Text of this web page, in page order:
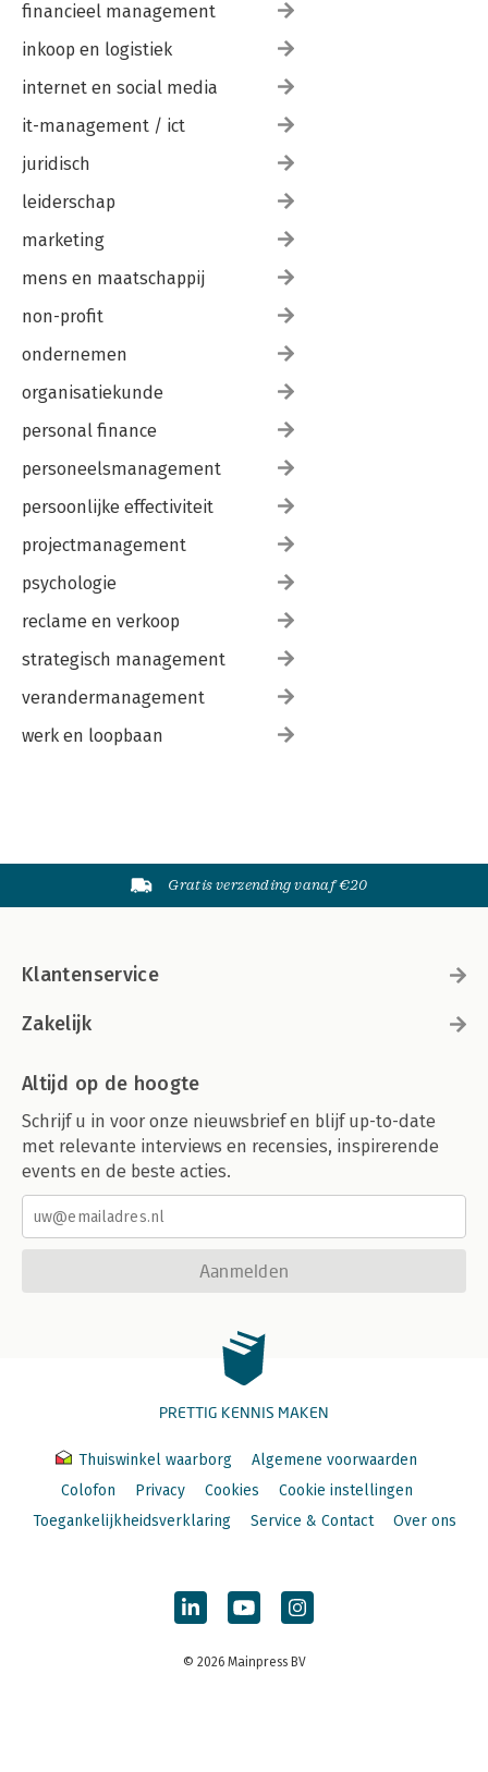
financieel management
inkoop en logistiek
internet en social media
it-management / ict
juridisch
leiderschap
marketing
mens en maatschappij
non-profit
ondernemen
organisatiekunde
personal finance
personeelsmanagement
persoonlijke effectiviteit
projectmanagement
psychologie
reclame en verkoop
strategisch management
verandermanagement
werk en loopbaan
Gratis verzending vanaf €20
Klantenservice
Zakelijk
Altijd op de hoogte
Schrijf u in voor onze nieuwsbrief en blijf up-to-date
met relevante interviews en recensies, inspirerende
events en de beste acties.
Aanmelden
PRETTIG KENNIS MAKEN
Thuiswinkel waarborg
Algemene voorwaarden
Colofon
Privacy Cookies
Cookie instellingen
Toegankelijkheidsverklaring
Service & Contact Over ons
© 2026 Mainpress BV